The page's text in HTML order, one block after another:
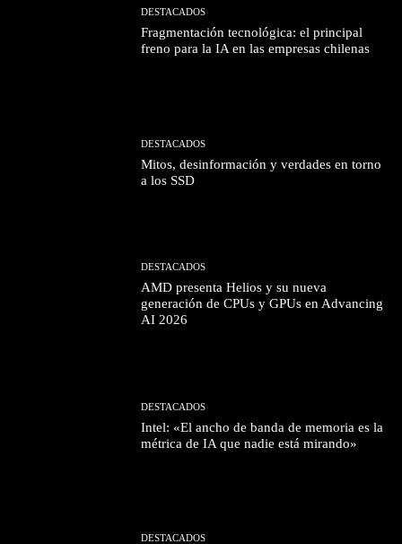
DESTACADOS
Fragmentación tecnológica: el principal
freno para la IA en las empresas chilenas
DESTACADOS
Mitos, desinformación y verdades en torno
a los SSD
DESTACADOS
AMD presenta Helios y su nueva
generación de CPUs y GPUs en Advancing
AI 2026
DESTACADOS
Intel: «El ancho de banda de memoria es la
métrica de IA que nadie está mirando»
DESTACADOS